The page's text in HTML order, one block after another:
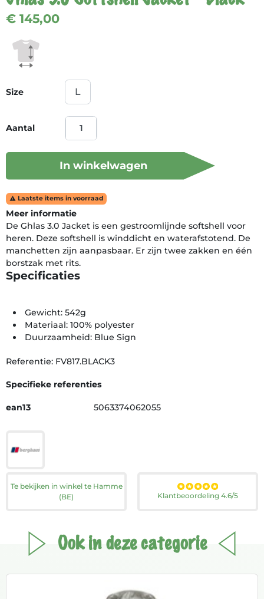
€ 145,00
Size
Aantal
In winkelwagen
 Laatste items in voorraad
Meer informatie
De Ghlas 3.0 Jacket is een gestroomlijnde softshell voor
heren. Deze softshell is winddicht en waterafstotend. De
manchetten zijn aanpasbaar. Er zijn twee zakken en één
borstzak met rits.
Specificaties
Gewicht: 542g
Materiaal: 100% polyester
Duurzaamheid: Blue Sign
Referentie: FV817.BLACK3
Specifieke referenties
ean13 5063374062055
Te bekijken in winkel te Hamme
(BE)
Klantbeoordeling 4.6/5
Ook in deze categorie